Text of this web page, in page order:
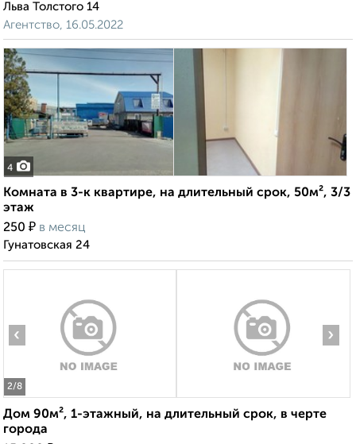
Льва Толстого 14
Агентство, 16.05.2022
4
Комната в 3-к квартире, на длительный срок, 50м², 3/3
этаж
250 ₽ в месяц
Гунатовская 24
2/8
‹ ›
Дом 90м², 1-этажный, на длительный срок, в черте
города